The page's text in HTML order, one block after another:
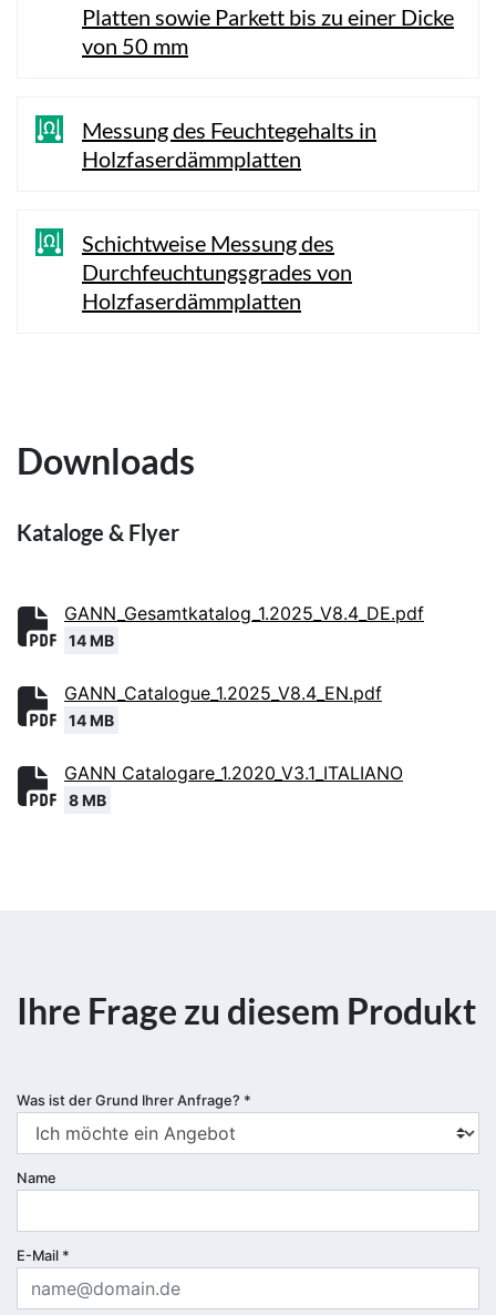
Platten sowie Parkett bis zu einer Dicke
von 50 mm
Messung des Feuchtegehalts in
Holzfaserdämmplatten
Schichtweise Messung des
Durchfeuchtungsgrades von
Holzfaserdämmplatten
Downloads
Kataloge & Flyer
GANN_Gesamtkatalog_1.2025_V8.4_DE.pdf
14 MB
GANN_Catalogue_1.2025_V8.4_EN.pdf
14 MB
GANN Catalogare_1.2020_V3.1_ITALIANO
8 MB
Ihre Frage zu diesem Produkt
Was ist der Grund Ihrer Anfrage? *
Name
E-Mail *